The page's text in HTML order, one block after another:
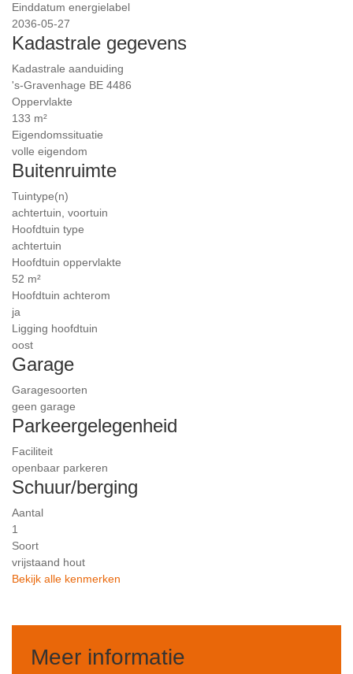
Einddatum energielabel
2036-05-27
Kadastrale gegevens
Kadastrale aanduiding
's-Gravenhage BE 4486
Oppervlakte
133 m²
Eigendomssituatie
volle eigendom
Buitenruimte
Tuintype(n)
achtertuin, voortuin
Hoofdtuin type
achtertuin
Hoofdtuin oppervlakte
52 m²
Hoofdtuin achterom
ja
Ligging hoofdtuin
oost
Garage
Garagesoorten
geen garage
Parkeergelegenheid
Faciliteit
openbaar parkeren
Schuur/berging
Aantal
1
Soort
vrijstaand hout
Bekijk alle kenmerken
Meer informatie